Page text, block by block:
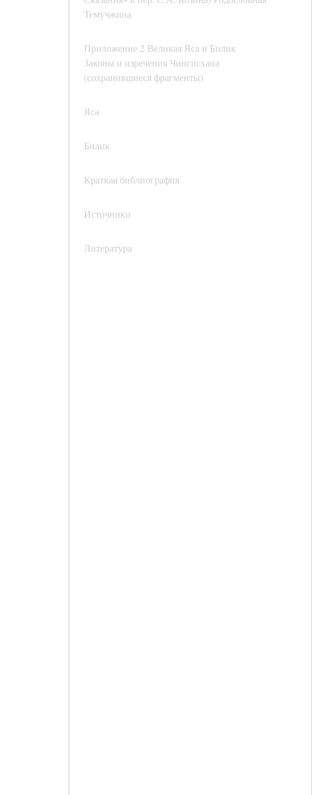
Темучжина
Приложение 2 Великая Яса и Билик
Законы и изречения Чингисхана
(сохранившиеся фрагменты)
Яса
Билик
Краткая библиография
Источники
Литература